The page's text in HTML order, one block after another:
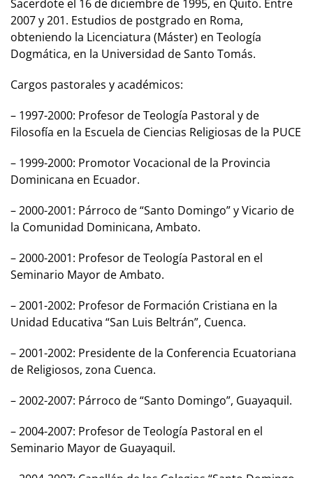
Sacerdote el 16 de diciembre de 1995, en Quito. Entre
2007 y 201. Estudios de postgrado en Roma,
obteniendo la Licenciatura (Máster) en Teología
Dogmática, en la Universidad de Santo Tomás.
Cargos pastorales y académicos:
– 1997-2000: Profesor de Teología Pastoral y de
Filosofía en la Escuela de Ciencias Religiosas de la PUCE
– 1999-2000: Promotor Vocacional de la Provincia
Dominicana en Ecuador.
– 2000-2001: Párroco de “Santo Domingo” y Vicario de
la Comunidad Dominicana, Ambato.
– 2000-2001: Profesor de Teología Pastoral en el
Seminario Mayor de Ambato.
– 2001-2002: Profesor de Formación Cristiana en la
Unidad Educativa “San Luis Beltrán”, Cuenca.
– 2001-2002: Presidente de la Conferencia Ecuatoriana
de Religiosos, zona Cuenca.
– 2002-2007: Párroco de “Santo Domingo”, Guayaquil.
– 2004-2007: Profesor de Teología Pastoral en el
Seminario Mayor de Guayaquil.